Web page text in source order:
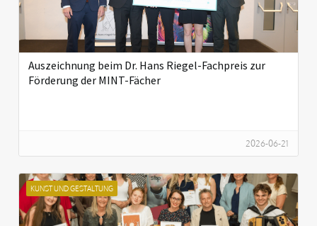
Auszeichnung beim Dr. Hans Riegel-Fachpreis zur
Förderung der MINT-Fächer
2026-06-21
KUNST UND GESTALTUNG